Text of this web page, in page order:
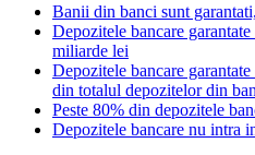
Banii din banci sunt
Depozitele bancare
miliarde lei
Depozitele bancare
din totalul depozitelor din
Peste 80% din depozitele
Depozitele bancare nu intra